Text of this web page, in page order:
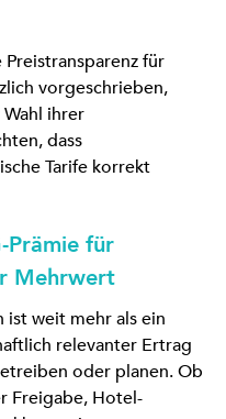
Preistransparenz für
vorgeschrieben,
ihrer
dass
Tarife korrekt
Prämie für
Mehrwert
ist weit mehr als ein
relevanter Ertrag
oder planen. Ob
Freigabe, Hotel-